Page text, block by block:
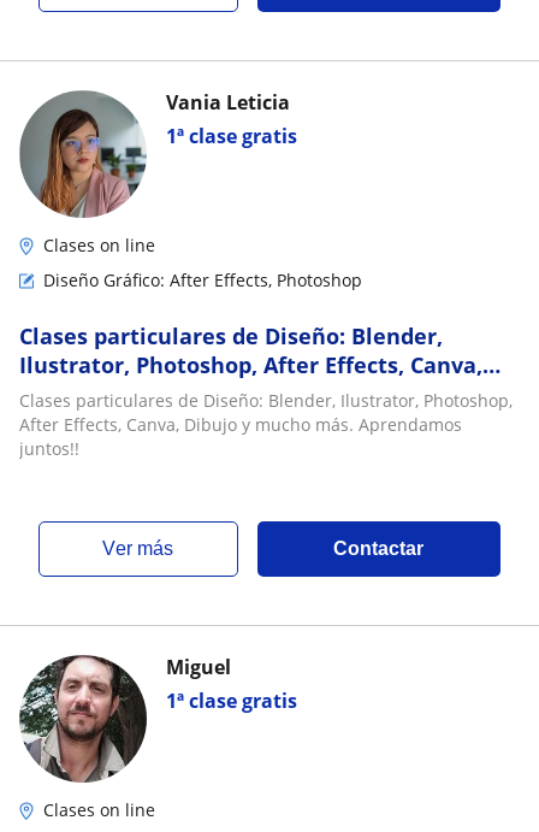
1ª clase gratis
Vania Leticia
Clases on line
Diseño Gráfico: After Effects, Photoshop
Clases particulares de Diseño: Blender,
Ilustrator, Photoshop, After Effects, Canva,
Dibujo y mucho más. Aprendamos juntos
Clases particulares de Diseño: Blender, Ilustrator, Photoshop,
After Effects, Canva, Dibujo y mucho más. Aprendamos
juntos!!
ver más Contactar
1ª clase gratis
Miguel
Clases on line